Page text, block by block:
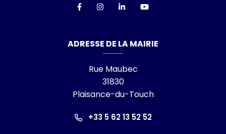
Lien vers le compte Facebook
Lien vers le compte Instagram
Lien vers le compte
Lien vers la chaîne
ADRESSE DE LA MAIRIE
Rue Maubec
31830
Plaisance-du-Touch
+33 5 62 13 52 52